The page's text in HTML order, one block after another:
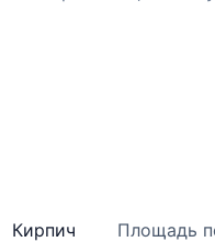
Кирпич Площадь